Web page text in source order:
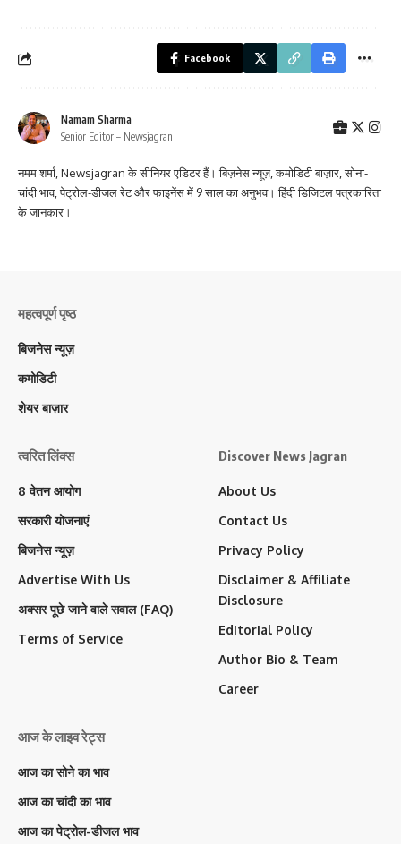
Facebook
Namam Sharma
Senior Editor – Newsjagran
नमम शर्मा, Newsjagran के सीनियर एडिटर हैं। बिज़नेस न्यूज़, कमोडिटी बाज़ार, सोना-
चांदी भाव, पेट्रोल-डीजल रेट और फाइनेंस में 9 साल का अनुभव। हिंदी डिजिटल पत्रकारिता
के जानकार।
महत्वपूर्ण पृष्ठ
बिजनेस न्यूज़
कमोडिटी
शेयर बाज़ार
त्वरित लिंक्स
8 वेतन आयोग
सरकारी योजनाएं
बिजनेस न्यूज़
Advertise With Us
अक्सर पूछे जाने वाले सवाल (FAQ)
Terms of Service
Discover News Jagran
About Us
Contact Us
Privacy Policy
Disclaimer & Affiliate
Disclosure
Editorial Policy
Author Bio & Team
Career
आज के लाइव रेट्स
आज का सोने का भाव
आज का चांदी का भाव
आज का पेट्रोल-डीजल भाव